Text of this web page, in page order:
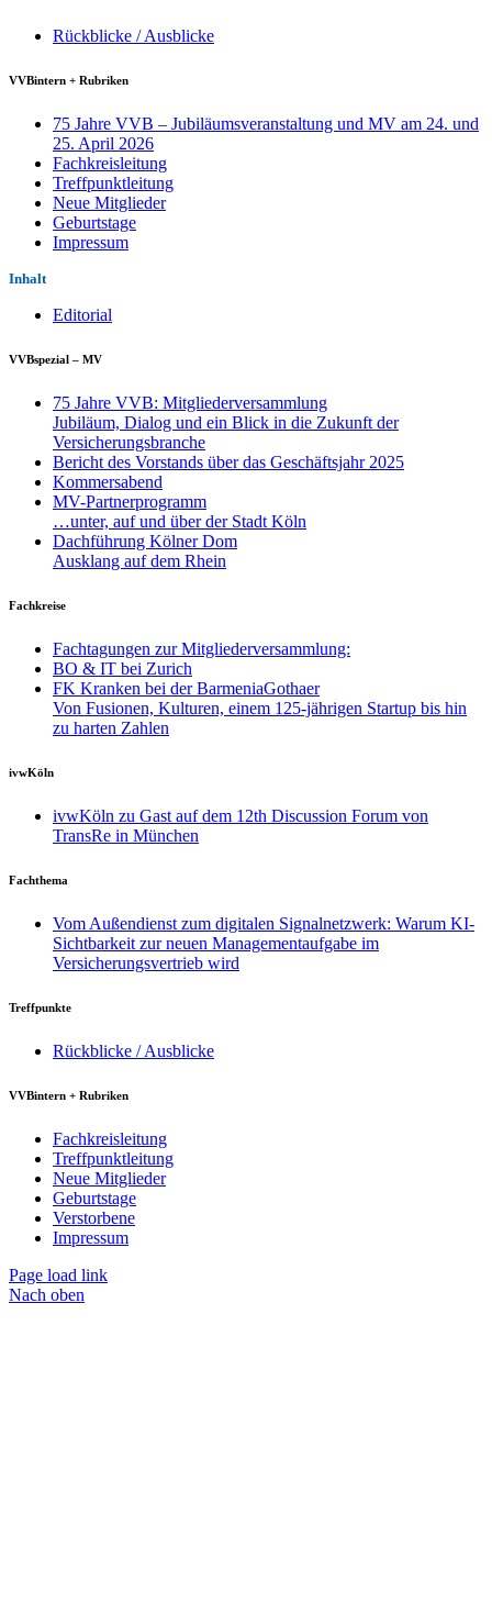
Rückblicke / Ausblicke
VVBintern + Rubriken
75 Jahre VVB – Jubiläumsveranstaltung und MV am 24. und
25. April 2026
Fachkreisleitung
Treffpunktleitung
Neue Mitglieder
Geburtstage
Impressum
Inhalt
Editorial
VVBspezial – MV
75 Jahre VVB: Mitgliederversammlung
Jubiläum, Dialog und ein Blick in die Zukunft der
Versicherungsbranche
Bericht des Vorstands über das Geschäftsjahr 2025
Kommersabend
MV-Partnerprogramm
…unter, auf und über der Stadt Köln
Dachführung Kölner Dom
Ausklang auf dem Rhein
Fachkreise
Fachtagungen zur Mitgliederversammlung:
BO & IT bei Zurich
FK Kranken bei der BarmeniaGothaer
Von Fusionen, Kulturen, einem 125-jährigen Startup bis hin
zu harten Zahlen
ivwKöln
ivwKöln zu Gast auf dem 12th Discussion Forum von
TransRe in München
Fachthema
Vom Außendienst zum digitalen Signalnetzwerk: Warum KI-
Sichtbarkeit zur neuen Managementaufgabe im
Versicherungsvertrieb wird
Treffpunkte
Rückblicke / Ausblicke
VVBintern + Rubriken
Fachkreisleitung
Treffpunktleitung
Neue Mitglieder
Geburtstage
Verstorbene
Impressum
Page load link
Nach oben